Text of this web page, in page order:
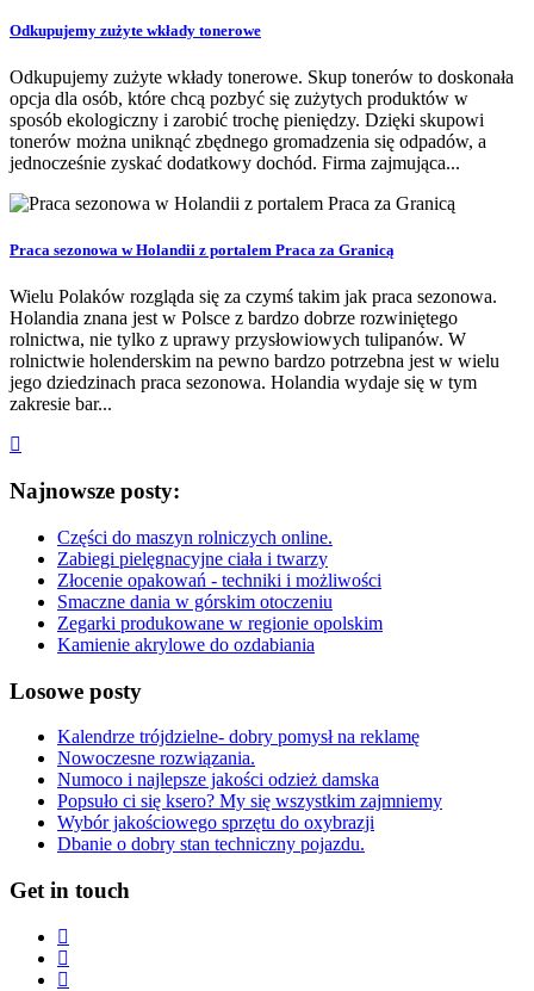
Odkupujemy zużyte wkłady tonerowe
Odkupujemy zużyte wkłady tonerowe. Skup tonerów to doskonała
opcja dla osób, które chcą pozbyć się zużytych produktów w
sposób ekologiczny i zarobić trochę pieniędzy. Dzięki skupowi
tonerów można uniknąć zbędnego gromadzenia się odpadów, a
jednocześnie zyskać dodatkowy dochód. Firma zajmująca...
Praca sezonowa w Holandii z portalem Praca za Granicą
Wielu Polaków rozgląda się za czymś takim jak praca sezonowa.
Holandia znana jest w Polsce z bardzo dobrze rozwiniętego
rolnictwa, nie tylko z uprawy przysłowiowych tulipanów. W
rolnictwie holenderskim na pewno bardzo potrzebna jest w wielu
jego dziedzinach praca sezonowa. Holandia wydaje się w tym
zakresie bar...
Najnowsze posty:
Części do maszyn rolniczych online.
Zabiegi pielęgnacyjne ciała i twarzy
Złocenie opakowań - techniki i możliwości
Smaczne dania w górskim otoczeniu
Zegarki produkowane w regionie opolskim
Kamienie akrylowe do ozdabiania
Losowe posty
Kalendrze trójdzielne- dobry pomysł na reklamę
Nowoczesne rozwiązania.
Numoco i najlepsze jakości odzież damska
Popsuło ci się ksero? My się wszystkim zajmniemy
Wybór jakościowego sprzętu do oxybrazji
Dbanie o dobry stan techniczny pojazdu.
Get in touch